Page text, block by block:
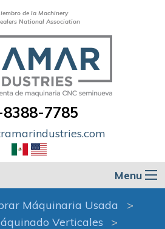
de la Machinery
National Association
7785
Menu
Máquinaria Usada
Verticales